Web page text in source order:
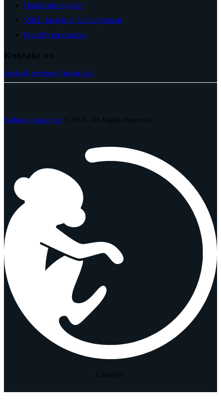
Handelsbetingelser
Vilkår for leje af Samlingsstuen
Privatliv og cookies
Kontakt os
facebook envelope-2 phone-call
Købmandsgaarden © 2026. All Rights Reserved.
Created by